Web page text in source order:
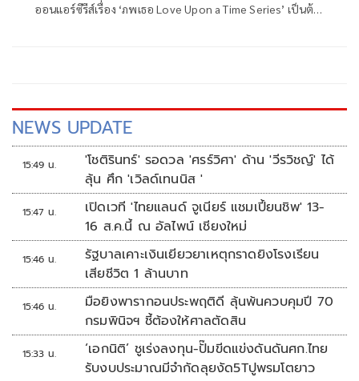
ออนแอร์ซีรีส์เรื่อง ‘ภพเธอ Love Upon a Time Series’ เป็นต้น
มานิธิคุณ ที่รักซีรีส์เรื่องนี้มาก ทำให้เจเจลั่นวาจาว่า “หลังจากนี้
ไม่ว่าจะเกิดอะไรขึ้นก็ไม่เป็นไร พวกเราจะพาภพเธอไปถึงฝั่ง
อย่างมีความสุขที่สุด”
NEWS UPDATE
15:49 น.
'โชติรินทร์' รอดวล 'ศรร์วิศา' ด้าน 'วีรวิชญ์' ได้
ลุ้น ศึก 'เวิลด์เทนนิส '
15:47 น.
เปิดเวที 'ไทยแลนด์ จูเนียร์ แชมเปี้ยนชิพ' 13-
16 ส.ค.นี้ ณ อัลไพน์ เชียงใหม่
15:46 น.
รัฐบาลเคาะเงินเยียวยาเหตุกราดยิงโรงเรียน
เสียชีวิต 1 ล้านบาท
15:46 น.
มือยิงพารากอนประพฤติดี ลุ้นพ้นควบคุมปี 70
กรมพินิจฯ ชี้ต้องให้ศาลตัดสิน
15:33 น.
‘เอกนิติ’ ชูเร่งลงทุน-ปั๊มขีดแข่งดันดันศก.ไทย
รับงบประมาณมีจำกัดลุยงัด5Tปูพรมโตยาว